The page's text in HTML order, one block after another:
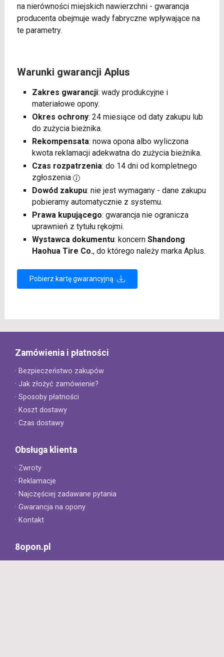
na nierówności miejskich nawierzchni - gwarancja
producenta obejmuje wady fabryczne wpływające na
te parametry.
Warunki gwarancji Aplus
Zakres gwarancji: wady produkcyjne i
materiałowe opony.
Okres ochrony: 24 miesiące od daty zakupu lub
do zużycia bieżnika.
Rekompensata: nowa opona albo wyliczona
kwota reklamacji adekwatna do zużycia bieżnika.
Czas rozpatrzenia: do 14 dni od kompletnego
zgłoszenia
Dowód zakupu: nie jest wymagany - dane zakupu
pobieramy automatycznie z systemu.
Prawa kupującego: gwarancja nie ogranicza
uprawnień z tytułu rękojmi.
Wystawca dokumentu: koncern Shandong
Haohua Tire Co., do którego należy marka Aplus.
Pobierz kartę gwarancyjną
Zamówienia i płatności
· Bezpieczeństwo zakupów
· Jak złożyć zamówienie?
· Sposoby płatności
· Koszt dostawy
· Czas dostawy
Obsługa klienta
· Zwroty
· Reklamacje
· Najczęściej zadawane pytania
· Gwarancja na opony
· Kontakt
8opon.pl